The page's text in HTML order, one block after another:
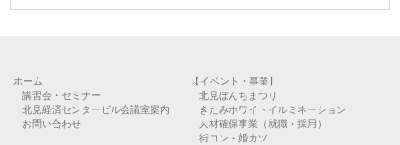
ホーム
講習会・セミナー
北見経済センタービル会議室案内
お問い合わせ
【イベント・事業】
北見ぼんちまつり
きたみホワイトイルミネーション
人材確保事業（就職・採用）
街コン・婚カツ